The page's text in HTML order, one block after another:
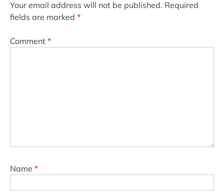
Your email address will not be published. Required
fields are marked *
Comment *
Name *